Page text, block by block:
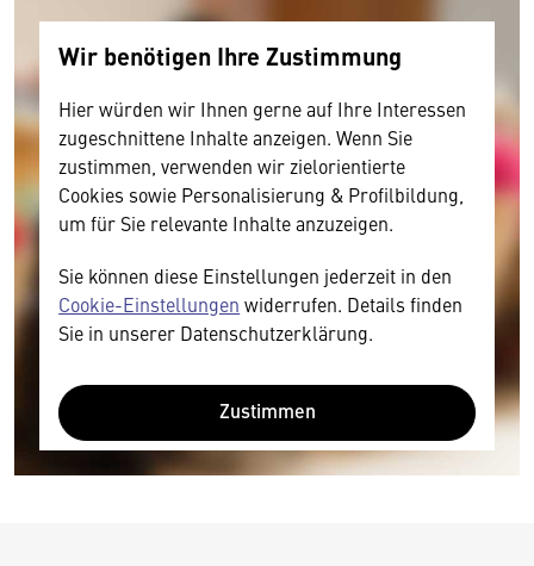
Wir benötigen Ihre Zustimmung
Hier würden wir Ihnen gerne auf Ihre Interessen
zugeschnittene Inhalte anzeigen. Wenn Sie
zustimmen, verwenden wir zielorientierte
Cookies sowie Personalisierung & Profilbildung,
um für Sie relevante Inhalte anzuzeigen.
Sie können diese Einstellungen jederzeit in den
Cookie-Einstellungen widerrufen. Details finden
Sie in unserer Datenschutzerklärung.
Zustimmen